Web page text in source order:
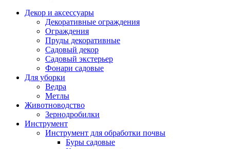
Декор и аксессуары
Декоративные ограждения
Ограждения
Пруды декоративные
Садовый декор
Садовый экстерьер
Фонари садовые
Для уборки
Ведра
Метлы
Животноводство
Зернодробилки
Инструмент
Инструмент для обработки почвы
Буры садовые